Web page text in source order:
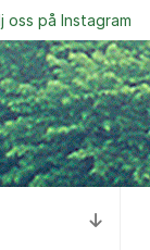
oss på Instagram
vänner
Till